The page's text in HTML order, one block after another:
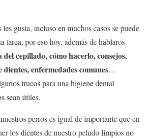
gusta, incluso en muchos casos se puede
tarea, por eso hoy, además de hablaros
cepillado, cómo hacerlo, consejos,
dientes, enfermedades comunes…
trucos para una higiene dental
sean útiles.
perros es igual de importante que en
los dientes de nuestro peludo limpios no